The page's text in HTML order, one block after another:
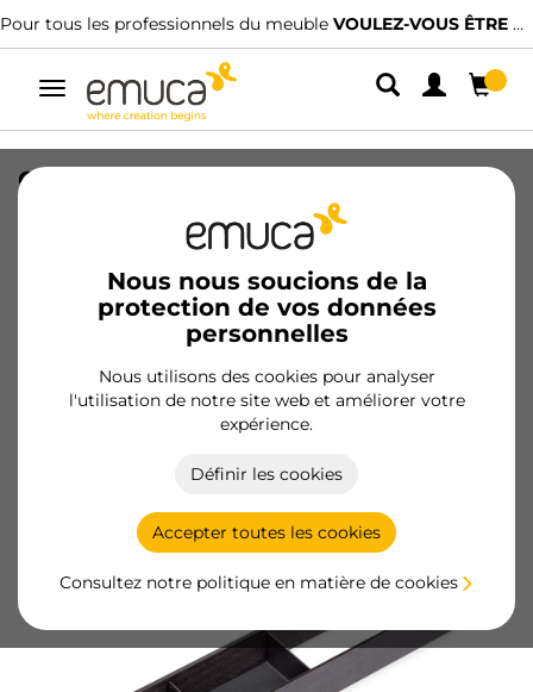
Pour tous les professionnels du meuble VOULEZ-VOUS ÊTRE CLIENT ?
Alterner
navigation
Nous nous soucions de la
protection de vos données
personnelles
Nous utilisons des cookies pour analyser
l'utilisation de notre site web et améliorer votre
expérience.
Définir les cookies
Accepter toutes les cookies
Consultez notre politique en matière de cookies
Orderbox Rangement de tiroirs,
100x470mm, Acier et Bois, Gris
3069035/EAN 8432393305974
Fiche produit